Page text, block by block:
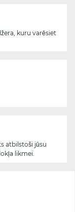
kuru varēsiet
atbilstoši jūsu
likmei.